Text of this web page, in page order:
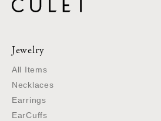
Jewelry
All Items
Necklaces
Earrings
EarCuffs